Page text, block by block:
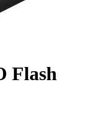
Flash